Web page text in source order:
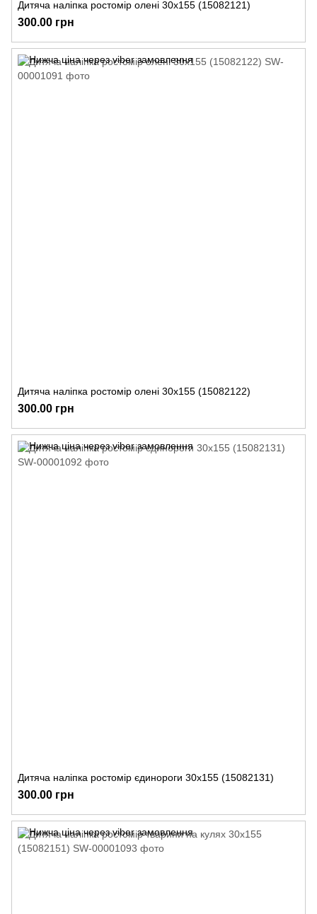
Дитяча наліпка ростомір олені 30х155 (15082121)
300.00 грн
Дитяча наліпка ростомір олені 30х155 (15082122)
300.00 грн
Дитяча наліпка ростомір єдинороги 30х155 (15082131)
300.00 грн